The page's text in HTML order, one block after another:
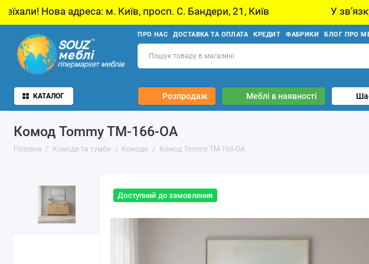
м. Київ, просп. С. Бандери, 21, Київ У звʼязку з оновленням
ПРО НАС ДОСТАВКА ТА ОПЛАТА КРЕДИТ ФАБРИКИ БЛОГ ПРО
КАТАЛОГ Розпродаж Меблі в наявності
Комод Tommy TM-166-OA
Головна Комоди та тумби Комоди Комод Tommy TM-166-OA
Доступний до замовлення